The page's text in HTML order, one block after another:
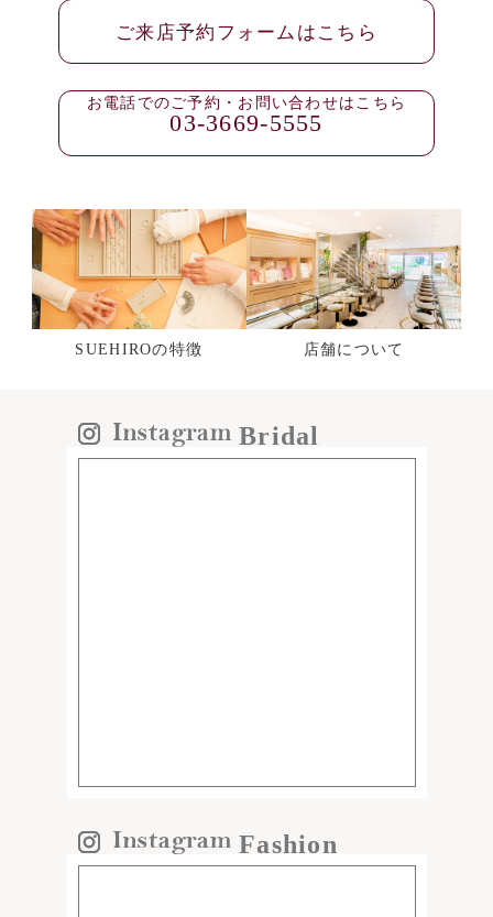
ご来店予約フォームはこちら
お電話でのご予約・お問い合わせはこちら
03-3669-5555
SUEHIROの特徴 店舗について
Bridal
Fashion